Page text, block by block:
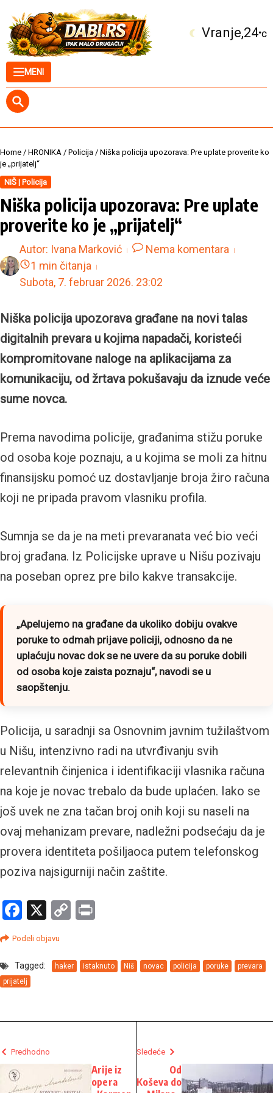
MENI
Kuršumlija 25°C
Home / HRONIKA / Policija / Niška policija upozorava: Pre uplate proverite ko
je „prijatelj“
NIŠ | Policija
Niška policija upozorava: Pre uplate
proverite ko je „prijatelj“
Autor: Ivana Marković
Nema komentara
1 min čitanja
Subota, 7. februar 2026. 23:02
Niška policija upozorava građane na novi talas
digitalnih prevara u kojima napadači, koristeći
kompromitovane naloge na aplikacijama za
komunikaciju, od žrtava pokušavaju da iznude veće
sume novca.
Prema navodima policije, građanima stižu poruke
od osoba koje poznaju, a u kojima se moli za hitnu
finansijsku pomoć uz dostavljanje broja žiro računa
koji ne pripada pravom vlasniku profila.
Sumnja se da je na meti prevaranata već bio veći
broj građana. Iz Policijske uprave u Nišu pozivaju
na poseban oprez pre bilo kakve transakcije.
„Apelujemo na građane da ukoliko dobiju ovakve
poruke to odmah prijave policiji, odnosno da ne
uplaćuju novac dok se ne uvere da su poruke dobili
od osoba koje zaista poznaju“, navodi se u
saopštenju.
Policija, u saradnji sa Osnovnim javnim tužilaštvom
u Nišu, intenzivno radi na utvrđivanju svih
relevantnih činjenica i identifikaciji vlasnika računa
na koje je novac trebalo da bude uplaćen. Iako se
još uvek ne zna tačan broj onih koji su naseli na
ovaj mehanizam prevare, nadležni podsećaju da je
provera identiteta pošiljaoca putem telefonskog
poziva najsigurniji način zaštite.
Facebook
X
Copy
Podeli objavu
Tagged: haker istaknuto Niš novac policija poruke
prevara
prijatelj
Predhodno
Arije iz
opera
Sledeće
Od
Koševa do